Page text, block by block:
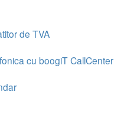
de TVA
cu boogiT CallCenter